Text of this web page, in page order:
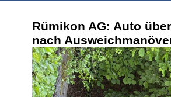
Rümikon AG: Auto
nach